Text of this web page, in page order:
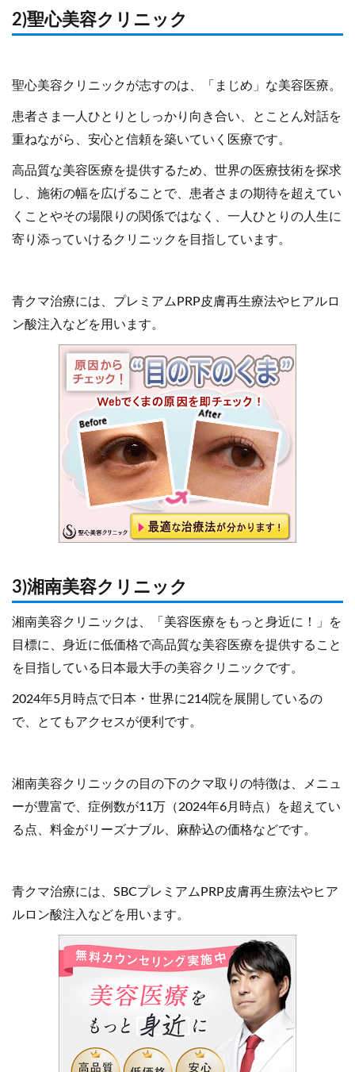
2)聖心美容クリニック
聖心美容クリニックが志すのは、「まじめ」な美容医療。
患者さま一人ひとりとしっかり向き合い、とことん対話を
重ねながら、安心と信頼を築いていく医療です。
高品質な美容医療を提供するため、世界の医療技術を探求
し、施術の幅を広げることで、患者さまの期待を超えてい
くことやその場限りの関係ではなく、一人ひとりの人生に
寄り添っていけるクリニックを目指しています。
青クマ治療には、プレミアムPRP皮膚再生療法やヒアルロ
ン酸注入などを用います。
3)湘南美容クリニック
湘南美容クリニックは、「美容医療をもっと身近に！」を
目標に、身近に低価格で高品質な美容医療を提供すること
を目指している日本最大手の美容クリニックです。
2024年5月時点で日本・世界に214院を展開しているの
で、とてもアクセスが便利です。
湘南美容クリニックの目の下のクマ取りの特徴は、メニュ
ーが豊富で、症例数が11万（2024年6月時点）を超えてい
る点、料金がリーズナブル、麻酔込の価格などです。
青クマ治療には、SBCプレミアムPRP皮膚再生療法やヒア
ルロン酸注入などを用います。